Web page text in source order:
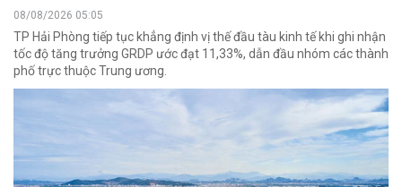
08/08/2026 05:05
TP Hải Phòng tiếp tục khẳng định vị thế đầu tàu kinh tế khi ghi nhận
tốc độ tăng trưởng GRDP ước đạt 11,33%, dẫn đầu nhóm các thành
phố trực thuộc Trung ương.